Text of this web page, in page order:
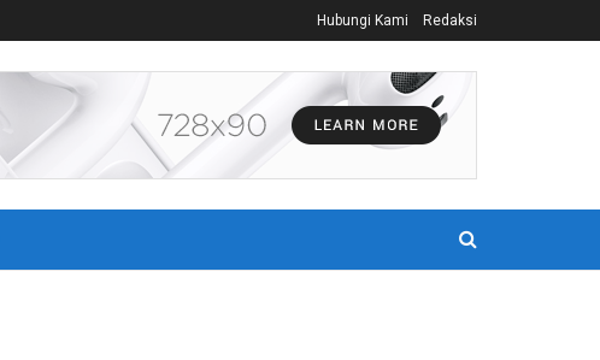
Hubungi Kami Redaksi